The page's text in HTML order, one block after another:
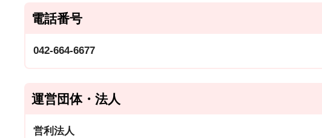
電話番号
042-664-6677
運営団体・法人
営利法人